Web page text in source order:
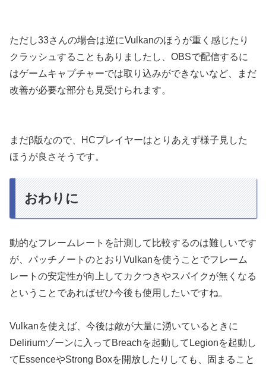
ただし33さんの場合は逆にVulkanのほうが重く感じたり
クラッシュすることもありましたし、OBSで配信するに
はゲームキャプチャーでは取り込みができないなど、まだ
改善が必要な部分も見受けられます。
まだβ版なので、HCプレイヤーはとりあえず様子見した
ほうが良さそうです。
おわりに
動的なフレームレートを計測して比較するのは難しいです
が、パッチノートのとおりVulkanを使うことでフレーム
レートの安定性が向上してカクつきやスパイクが無くなる
ということであればぜひ今後も使用したいですね。
Vulkanを使えば、今後は敵が大量に湧いているときに
Deliriumゾーンに入ってBreachを起動してLegionを起動し
てEssenceやStrong Boxを開放したりしても、固まること